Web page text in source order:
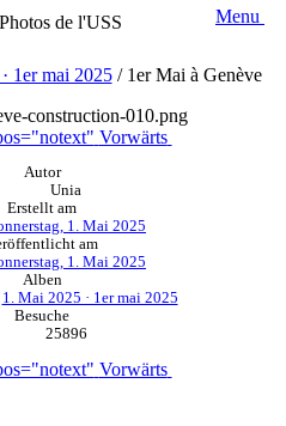
de l'USS Menu
1er mai 2025/ 1er Mai à Genève
Vorwärts
Autor
Unia
Erstellt am
1. Mai 2025
am
1. Mai 2025
Alben
1. Mai 2025 · 1er mai 2025
Besuche
25896
Vorwärts